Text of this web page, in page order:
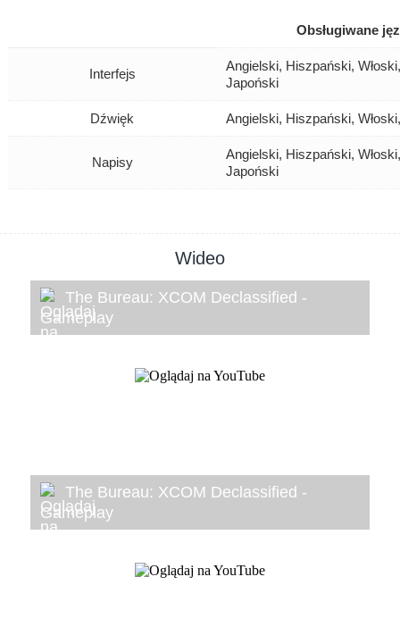
Obsługiwane
Interfejs
Angielski, Hiszpański,
Japoński
Dźwięk Angielski, Hiszpański,
Napisy
Angielski, Hiszpański,
Japoński
Wideo
The Bureau: XCOM Declassified -
Gameplay
The Bureau: XCOM Declassified -
Gameplay